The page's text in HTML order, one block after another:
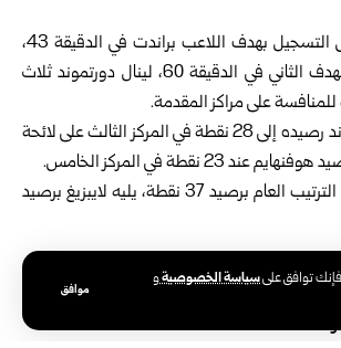
توافق علىسياسة الخصوصيةو
موافق
افتتح أصحاب الأرض التسجيل بهدف اللاعب براندت في الدقيقة 43،
وأضاف شلوتربرك الهدف الثاني في الدقيقة 60، لينال دورتموند ثلاث
على مراكز المقدمة.
بهذا الفوز رفع دورتموند رصيده إلى 28 نقطة في المركز الثالث على لائحة
23 نقطة في المركز الخامس.
ويتصدر بايرن ميونيخ الترتيب العام برصيد 37 نقطة، يليه لايبزيغ برصيد